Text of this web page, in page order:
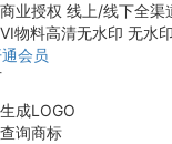
商业授权 线上/线下全渠
VI物料高清无水印 无水
会员
生成LOGO
查询商标